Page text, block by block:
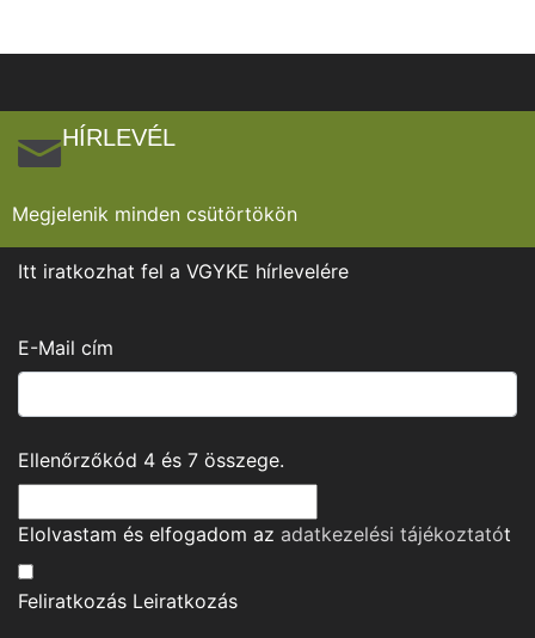
HÍRLEVÉL
Megjelenik minden csütörtökön
Itt iratkozhat fel a VGYKE hírlevelére
E-Mail cím
Ellenőrzőkód 4 és 7 összege.
Elolvastam és elfogadom az adatkezelési tájékoztatót
Feliratkozás Leiratkozás